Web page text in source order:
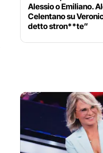
Alessio o Emiliano.
Celentano su
detto stron**te”